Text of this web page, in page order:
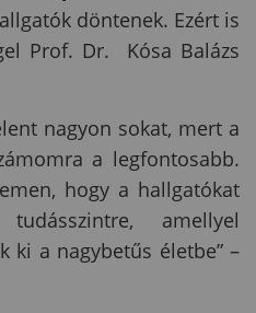
döntenek. Ezért is
Prof. Dr. Kósa Balázs
nagyon sokat, mert a
a legfontosabb.
hogy a hallgatókat
amellyel
ki a nagybetűs életbe” –